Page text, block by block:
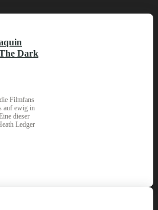
Dark
Filmfans
auf ewig in
dieser
Ledger